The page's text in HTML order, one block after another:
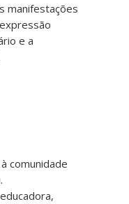
manifestações
e a
comunidade